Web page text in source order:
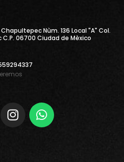
Nùm. 136 Local "A" Col.
06700 Ciudad de Mèxico